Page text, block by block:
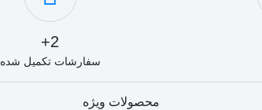
2+
سفارشات تکمیل شده
محصولات ویژه